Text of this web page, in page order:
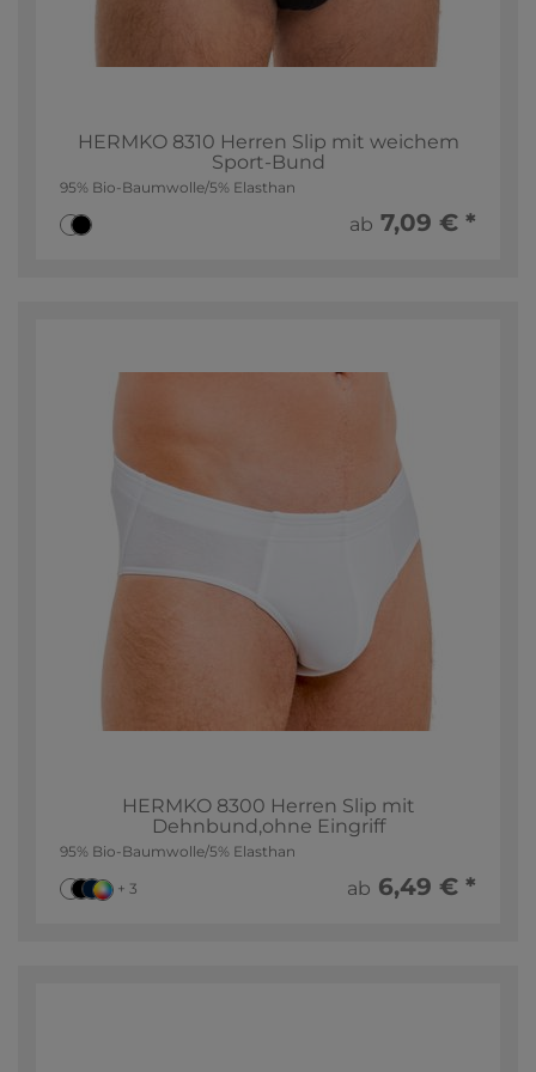
HERMKO 8310 Herren Slip mit weichem
Sport-Bund
95% Bio-Baumwolle/5% Elasthan
ab 7,09 € *
HERMKO 8300 Herren Slip mit
Dehnbund,ohne Eingriff
95% Bio-Baumwolle/5% Elasthan
+ 3 ab 6,49 € *